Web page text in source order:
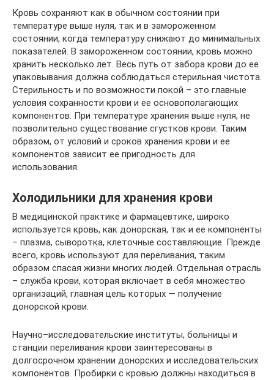
Кровь сохраняют как в обычном состоянии при
температуре выше нуля, так и в замороженном
состоянии, когда температуру снижают до минимальных
показателей. В замороженном состоянии, кровь можно
хранить несколько лет. Весь путь от забора крови до ее
упаковывания должна соблюдаться стерильная чистота.
Стерильность и по возможности покой – это главные
условия сохранности крови и ее основополагающих
компонентов. При температуре хранения выше нуля, не
позволительно существование сгустков крови. Таким
образом, от условий и сроков хранения крови и ее
компонентов зависит ее пригодность для
использования.
Холодильники для хранения крови
В медицинской практике и фармацевтике, широко
используется кровь, как донорская, так и ее компоненты
– плазма, сыворотка, клеточные составляющие. Прежде
всего, кровь используют для переливания, таким
образом спасая жизни многих людей. Отдельная отрасль
– служба крови, которая включает в себя множество
организаций, главная цель которых — получение
донорской крови.
Научно–исследовательские институты, больницы и
станции переливания крови заинтересованы в
долгосрочном хранении донорских и исследовательских
компонентов. Пробирки с кровью должны находиться в